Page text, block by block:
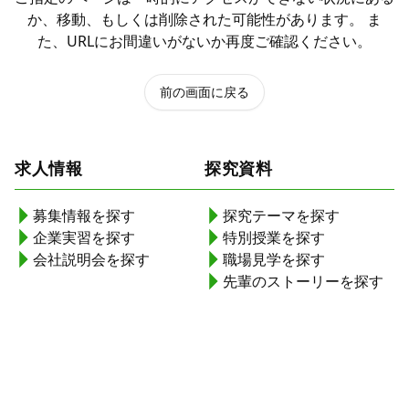
か、移動、もしくは削除された可能性があります。 ま
た、URLにお間違いがないか再度ご確認ください。
前の画面に戻る
求人情報
募集情報を探す
企業実習を探す
会社説明会を探す
探究資料
探究テーマを探す
特別授業を探す
職場見学を探す
先輩のストーリーを探す